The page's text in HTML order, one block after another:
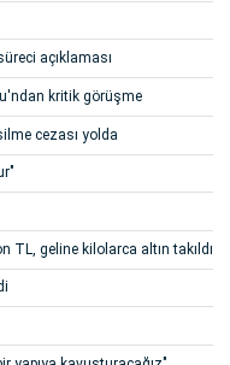
açıklaması
kritik görüşme
cezası yolda
TL, geline kilolarca altın takıldı